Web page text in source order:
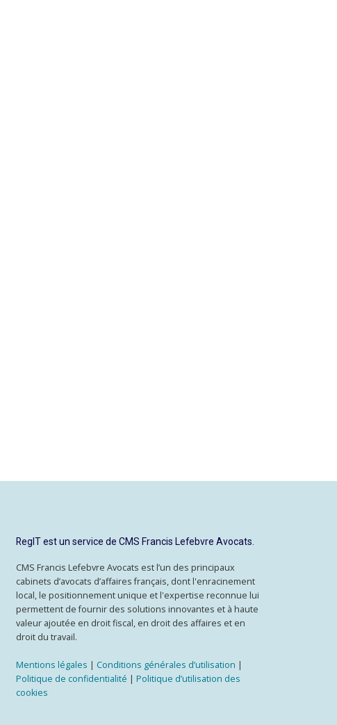
RegIT est un service de CMS Francis Lefebvre Avocats.
CMS Francis Lefebvre Avocats est l’un des principaux
cabinets d’avocats d’affaires français, dont l'enracinement
local, le positionnement unique et l'expertise reconnue lui
permettent de fournir des solutions innovantes et à haute
valeur ajoutée en droit fiscal, en droit des affaires et en
droit du travail.
Mentions légales | Conditions générales d’utilisation |
Politique de confidentialité | Politique d’utilisation des
cookies